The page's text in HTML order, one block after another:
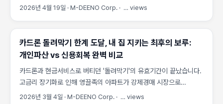
신도시 본청약 일정에 따라 고양창릉·남양주 왕숙 떴다…공공분양
분양가 상한제(공공택지 등에서 분양가를 일정 수준 이하로 제한하는
제도)가 적용되었음에도, 공사비 급등으로 인해 추정 분양가가 인근
시세의 80%를 넘어서며 자금 조달 계획이 당락의 핵심으로
부상했습니다. 청약 당첨돼도 내 집 안 될 수 있다? 5060이 놓치는
치명적 실수 3기 신도시 사전청약 당첨자들 사이에서 최근 가장 큰
화두는 단연 ‘추정 분양가’의 상승입니다. 원자재 가격과 인건비가
가파르게 오르면서 사전청약 당시 예고됐던 금액보다 본청약 시점의
2026년 4월 19일 · M-DEENO Corp.· … views
카드론 돌려막기 한계 도달, 내 집 지키는 최후의 보루:
개인파산 vs 신용회복 완벽 비교
카드론과 현금서비스로 버티던 '돌려막기'의 유효기간이 끝났습니다.
고금리 장기화로 인해 영끌족의 아파트가 강제경매 시장으로
쏟아지는 가운데, 자산 손실을 최소화하며 빚의 굴레를 벗어날
2026년 3월 4일 · M-DEENO Corp.· … views